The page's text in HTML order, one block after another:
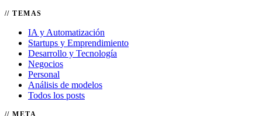
TEMAS
IA y Automatización
Startups y Emprendimiento
Desarrollo y Tecnología
Negocios
Personal
Análisis de modelos
Todos los posts
META